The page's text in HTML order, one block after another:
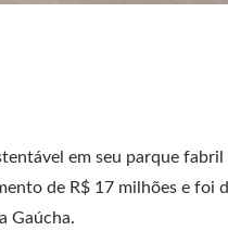
em seu parque
de R$ 17 milhões e foi
Gaúcha.